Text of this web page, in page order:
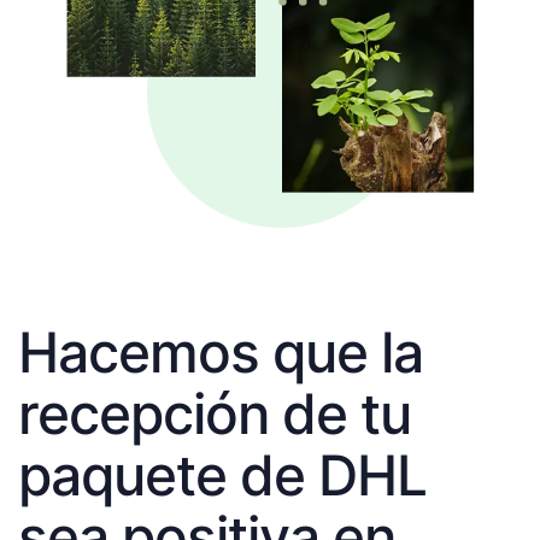
Hacemos que la
recepción de tu
paquete de DHL